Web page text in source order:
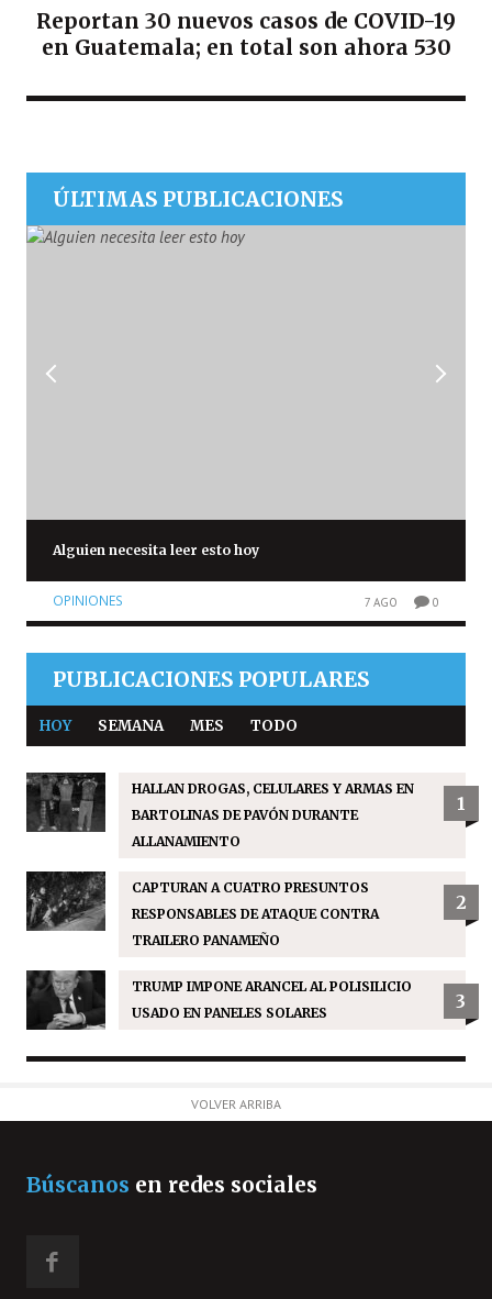
Reportan 30 nuevos casos de COVID-19
en Guatemala; en total son ahora 530
ÚLTIMAS PUBLICACIONES
Alguien necesita leer esto hoy
OPINIONES 7 AGO 0
PUBLICACIONES POPULARES
HOY SEMANA MES TODO
HALLAN DROGAS, CELULARES Y ARMAS EN
BARTOLINAS DE PAVÓN DURANTE
ALLANAMIENTO
1
CAPTURAN A CUATRO PRESUNTOS
RESPONSABLES DE ATAQUE CONTRA
TRAILERO PANAMEÑO
2
TRUMP IMPONE ARANCEL AL POLISILICIO
USADO EN PANELES SOLARES
3
VOLVER ARRIBA
Búscanos en redes sociales